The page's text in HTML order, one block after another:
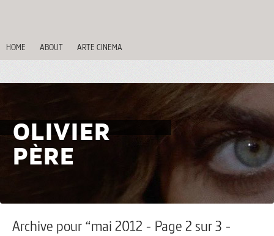
HOME ABOUT ARTE CINEMA
OLIVIER
PÈRE
Archive pour “mai 2012 - Page 2 sur 3 -